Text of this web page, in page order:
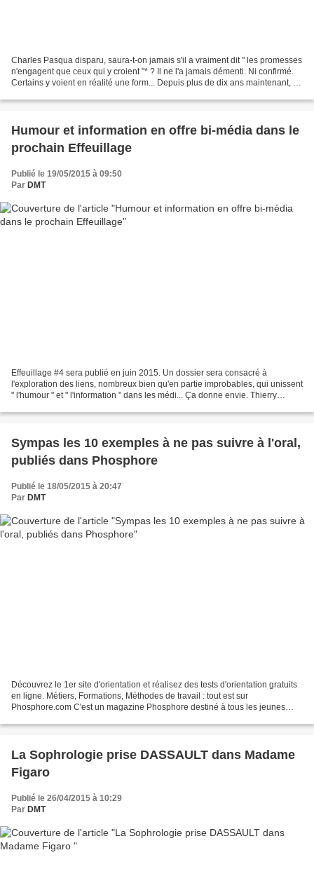
Charles Pasqua disparu, saura-t-on jamais s'il a vraiment dit " les promesses
n'engagent que ceux qui y croient "* ? Il ne l'a jamais démenti. Ni confirmé.
Certains y voient en réalité une form... Depuis plus de dix ans maintenant, je
Humour et information en offre bi-média dans le
prochain Effeuillage
Publié le 19/05/2015 à 09:50
Par DMT
Effeuillage #4 sera publié en juin 2015. Un dossier sera consacré à
l'exploration des liens, nombreux bien qu'en partie improbables, qui unissent
" l'humour " et " l'information " dans les médi... Ça donne envie. Thierry
Sympas les 10 exemples à ne pas suivre à l'oral,
publiés dans Phosphore
Publié le 18/05/2015 à 20:47
Par DMT
Découvrez le 1er site d'orientation et réalisez des tests d'orientation gratuits
en ligne. Métiers, Formations, Méthodes de travail : tout est sur
Phosphore.com C'est un magazine Phosphore destiné à tous les jeunes
La Sophrologie prise DASSAULT dans Madame
Figaro
Publié le 26/04/2015 à 10:29
Par DMT